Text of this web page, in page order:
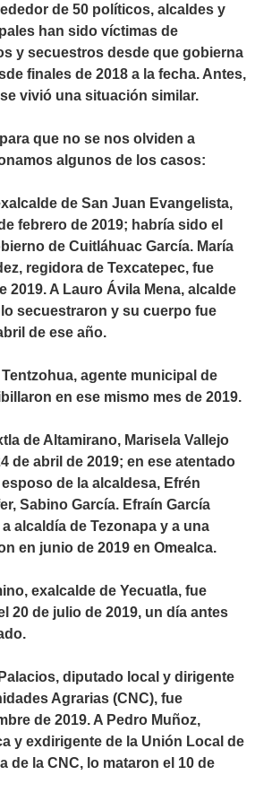
de 50 políticos, alcaldes y
han sido víctimas de
y secuestros desde que gobierna
finales de 2018 a la fecha. Antes,
vivió una situación similar.
que no se nos olviden a
algunos de los casos:
de San Juan Evangelista,
febrero de 2019; habría sido el
de Cuitláhuac García. María
regidora de Texcatepec, fue
2019. A Lauro Ávila Mena, alcalde
secuestraron y su cuerpo fue
de ese año.
agente municipal de
en ese mismo mes de 2019.
de Altamirano, Marisela Vallejo
de abril de 2019; en ese atentado
de la alcaldesa, Efrén
Sabino García. Efraín García
alcaldía de Tezonapa y a una
en junio de 2019 en Omealca.
exalcalde de Yecuatla, fue
20 de julio de 2019, un día antes
diputado local y dirigente
Agrarias (CNC), fue
de 2019. A Pedro Muñoz,
y exdirigente de la Unión Local de
de la CNC, lo mataron el 10 de